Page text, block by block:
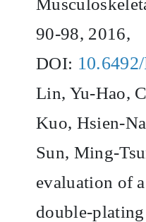
90-98, 2016,
DOI:
Lin, Yu-Hao,
Kuo, Hsien-
Sun, Ming-
evaluation of
double-